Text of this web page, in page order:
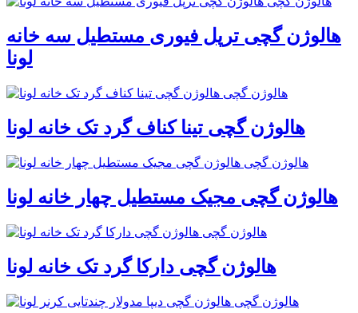
هالوژن گچی ترپل فیوری مستطیل سه خانه
لونا
هالوژن گچی تینا کناف گرد تک خانه لونا
هالوژن گچی مجیک مستطیل چهار خانه لونا
هالوژن گچی دارکا گرد تک خانه لونا